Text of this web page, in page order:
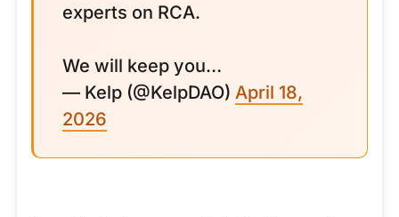
experts on RCA.
We will keep you…
— Kelp (@KelpDAO) April 18,
2026